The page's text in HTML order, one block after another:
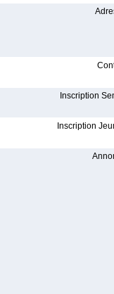
Inscription
Inscription